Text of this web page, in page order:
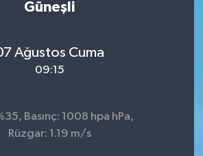
Güneşli
Ağustos Cuma
09:15
Basınç: 1008 hpa hPa,
Rüzgar: 1.19 m/s